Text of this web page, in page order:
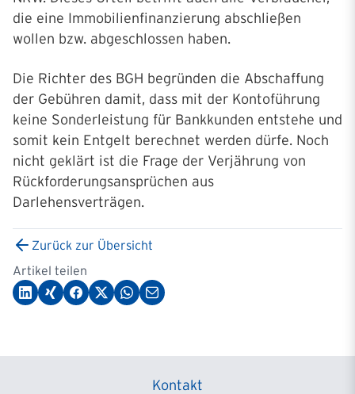
die eine Immobilienfinanzierung abschließen
wollen bzw. abgeschlossen haben.
Die Richter des BGH begründen die Abschaffung
der Gebühren damit, dass mit der Kontoführung
keine Sonderleistung für Bankkunden entstehe und
somit kein Entgelt berechnet werden dürfe. Noch
nicht geklärt ist die Frage der Verjährung von
Rückforderungsansprüchen aus
Darlehensverträgen.
Zurück zur Übersicht
Artikel teilen
Kontakt